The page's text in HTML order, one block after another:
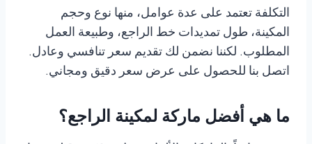
التكلفة تعتمد على عدة عوامل، منها نوع وحجم
المكينة، طول تمديدات خط الراجع، وطبيعة العمل
المطلوب. لكننا نضمن لك تقديم سعر تنافسي وعادل.
اتصل بنا للحصول على عرض سعر دقيق ومجاني.
ما هي أفضل ماركة لمكينة الراجع؟